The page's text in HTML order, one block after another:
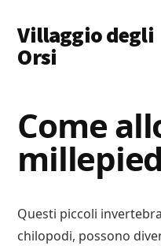
main
content
primary
sidebar
footer
menu
Villaggio degli
Orsi
Dove
Imparare
Tutto
Come
Questi piccoli
chilopodi, possono